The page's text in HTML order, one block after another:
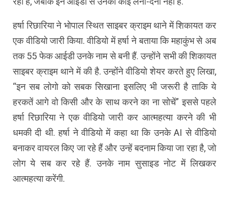
हर्षा रिछारिया ने भोपाल स्थित साइबर क्राइम थाने में शिकायत कर
एक वीडियो जारी किया. वीडियो में हर्षा ने बताया कि महाकुंभ से अब
तक 55 फेक आईडी उनके नाम से बनी हैं. उन्होंने सभी की शिकायत
साइबर क्राइम थाने में की है. उन्होंने वीडियो शेयर करते हुए लिखा,
“इन सब लोगो को सबक सिखाना इसलिए भी जरूरी है ताकि ये
हरकतें आगे वो किसी और के साथ करने का ना सोचें” इससे पहले
हर्षा रिछारिया ने एक वीडियो जारी कर आत्महत्या करने की भी
धमकी दी थी. हर्षा ने वीडियो में कहा था कि उनके AI से वीडियो
बनाकर वायरल किए जा रहे हैं और उन्हें बदनाम किया जा रहा है, जो
लोग ये सब कर रहे हैं. उनके नाम सुसाइड नोट में लिखकर
आत्महत्या करेंगी.